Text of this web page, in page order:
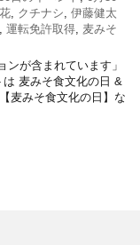
クチナシ 伊藤健太
運転免許取得 麦みそ
が含まれています」
麦みそ食文化の日 &
麦みそ食文化の日】な